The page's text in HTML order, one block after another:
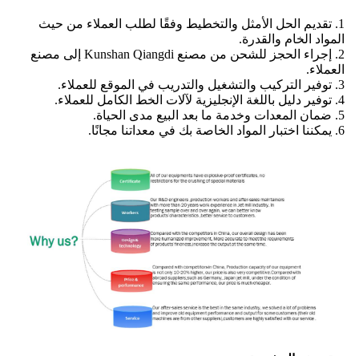
1. تقديم الحل الأمثل والتخطيط وفقًا لطلب العملاء من حيث
المواد الخام والقدرة.
2. إجراء الحجز للشحن من مصنع Kunshan Qiangdi إلى مصنع
العملاء.
3. توفير التركيب والتشغيل والتدريب في الموقع للعملاء.
4. توفير دليل باللغة الإنجليزية لآلات الخط الكامل للعملاء.
5. ضمان المعدات وخدمة ما بعد البيع مدى الحياة.
6. يمكننا اختبار المواد الخاصة بك في معداتنا مجانًا.